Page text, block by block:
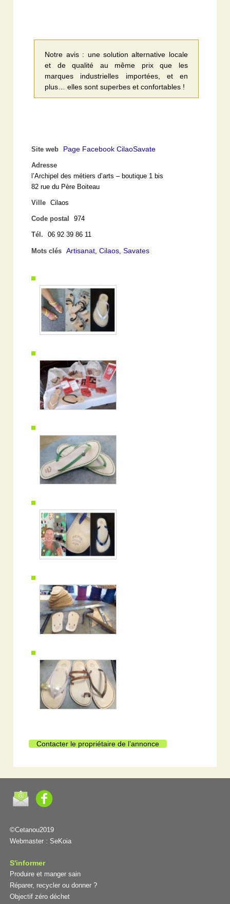
Notre avis : une solution alternative locale
et de qualité au même prix que les
marques industrielles importées, et en
plus… elles sont superbes et confortables !
Site web Page Facebook CilaoSavate
Adresse
l’Archipel des métiers d’arts – boutique 1 bis
82 rue du Père Boiteau
Ville Cilaos
Code postal 974
Tél. 06 92 39 86 11
Mots clés Artisanat ,Cilaos ,Savates
Contacter le propriétaire de l’annonce
©Cetanou2019
Webmaster : SeKoia
S'informer
Produire et manger sain
Réparer, recycler ou donner ?
Objectif zéro déchet